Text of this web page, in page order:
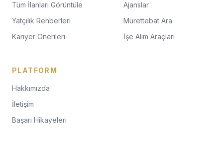
Tüm İlanları Görüntüle
Yatçılık Rehberleri
Kariyer Önerileri
Ajanslar
Mürettebat Ara
İşe Alım Araçları
PLATFORM
Hakkımızda
İletişim
Başarı Hikayeleri